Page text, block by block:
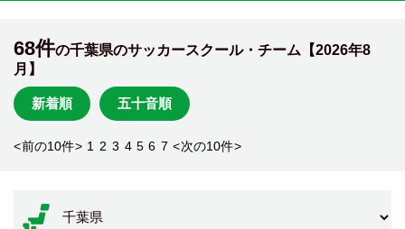
68件の千葉県のサッカースクール・チーム【2026年8
月】
新着順 五十音順
<前の10件> 1 2 3 4 5 6 7 <次の10件>